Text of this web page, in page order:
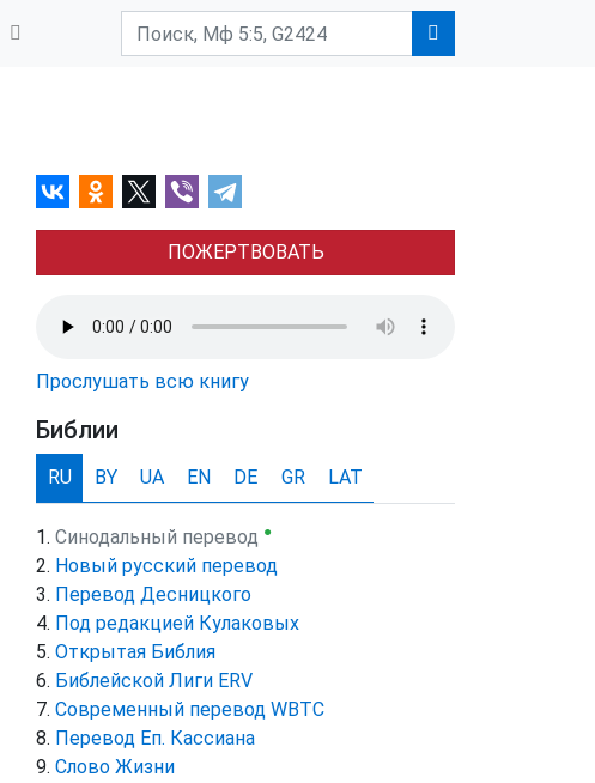
ПОЖЕРТВОВАТЬ
Прослушать всю книгу
Библии
RU BY UA EN DE GR LAT
Синодальный перевод ●
Новый русский перевод
Перевод Десницкого
Под редакцией Кулаковых
Открытая Библия
Библейской Лиги ERV
Cовременный перевод WBTC
Перевод Еп. Кассиана
Слово Жизни